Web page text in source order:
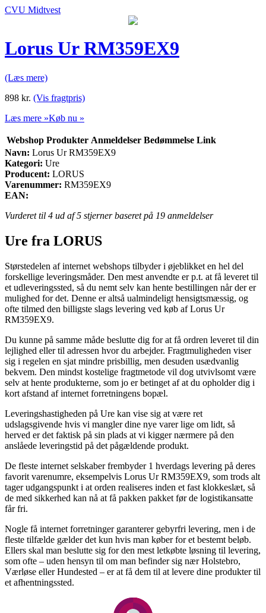
CVU Midtvest
Lorus Ur RM359EX9
(Læs mere)
898 kr. (Vis fragtpris)
Læs mere »Køb nu »
Webshop Produkter Anmeldelser Bedømmelse Link
Navn: Lorus Ur RM359EX9
Kategori: Ure
Producent: LORUS
Varenummer: RM359EX9
EAN:
Vurderet til 4 ud af 5 stjerner baseret på 19 anmeldelser
Ure fra LORUS
Størstedelen af internet webshops tilbyder i øjeblikket en hel del
forskellige leveringsmåder. Den mest anvendte er p.t. at få leveret til
et udleveringssted, så du nemt selv kan hente bestillingen når der er
mulighed for det. Denne er altså ualmindeligt hensigtsmæssig, og
ofte tilmed den billigste slags levering ved køb af Lorus Ur
RM359EX9.
Du kunne på samme måde beslutte dig for at få ordren leveret til din
lejlighed eller til adressen hvor du arbejder. Fragtmuligheden viser
sig i regelen en sjat mindre prisbillig, men desuden usædvanlig
bekvem. Den mindst kostelige fragtmetode vil dog utvivlsomt være
selv at hente produkterne, som jo er betinget af at du opholder dig i
kort afstand af internet forretningens bopæl.
Leveringshastigheden på Ure kan vise sig at være ret
udslagsgivende hvis vi mangler dine nye varer lige om lidt, så
herved er det faktisk på sin plads at vi kigger nærmere på den
anslåede leveringstid på det pågældende produkt.
De fleste internet selskaber frembyder 1 hverdags levering på deres
favorit varenumre, eksempelvis Lorus Ur RM359EX9, som trods alt
tager udgangspunkt i at orden realiseres inden et fast klokkeslæt, så
de med sikkerhed kan nå at få pakken pakket før de logistikansatte
får fri.
Nogle få internet forretninger garanterer gebyrfri levering, men i de
fleste tilfælde gælder det kun hvis man køber for et bestemt beløb.
Ellers skal man beslutte sig for den mest letkøbte løsning til levering,
som ofte – uden hensyn til om man befinder sig nær Holstebro,
Værløse eller Hundested – er at få dem til at levere dine produkter til
et afhentningssted.